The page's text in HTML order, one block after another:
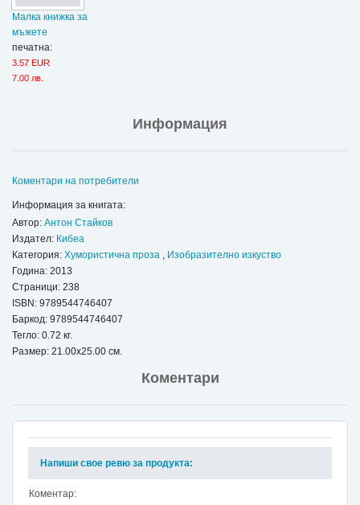
Малка книжка за
мъжете
печатна:
3.57 EUR
7.00 лв.
Информация
Коментари на потребители
Информация за книгата:
Автор: Антон Стайков
Издател: Кибеа
Категория: Хумористична проза
Изобразително изкуство
Година: 2013
Страници: 238
ISBN: 9789544746407
Баркод: 9789544746407
Тегло: 0.72 кг.
Размер: 21.00x25.00 см.
Коментари
Напиши свое ревю за продукта:
Коментар: